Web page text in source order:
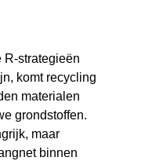
R-strategieën
komt recycling
materialen
grondstoffen.
maar
binnen